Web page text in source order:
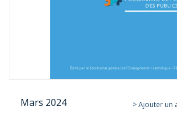
Mars 2024 > Ajouter un